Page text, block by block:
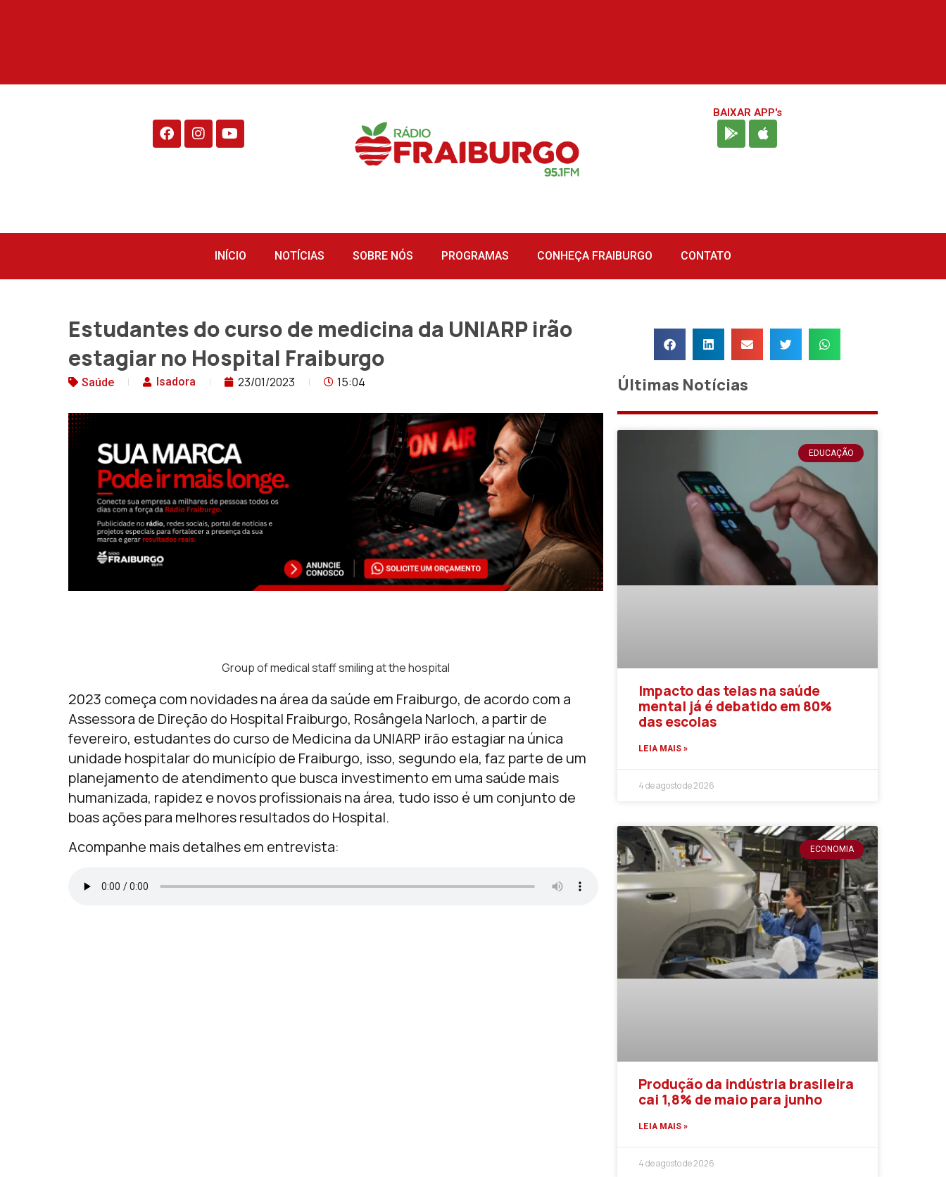
BAIXAR APP's
INÍCIO NOTÍCIAS SOBRE NÓS PROGRAMAS CONHEÇA FRAIBURGO CONTATO
Estudantes do curso de medicina da UNIARP irão
estagiar no Hospital Fraiburgo
Saúde Isadora 23/01/2023 15:04
Group of medical staff smiling at the hospital
2023 começa com novidades na área da saúde em Fraiburgo, de acordo com a
Assessora de Direção do Hospital Fraiburgo, Rosângela Narloch, a partir de
fevereiro, estudantes do curso de Medicina da UNIARP irão estagiar na única
unidade hospitalar do município de Fraiburgo, isso, segundo ela, faz parte de um
planejamento de atendimento que busca investimento em uma saúde mais
humanizada, rapidez e novos profissionais na área, tudo isso é um conjunto de
boas ações para melhores resultados do Hospital.
Acompanhe mais detalhes em entrevista:
Últimas Notícias
EDUCAÇÃO
Impacto das telas na saúde
mental já é debatido em 80%
das escolas
LEIA MAIS »
4 de agosto de 2026
ECONOMIA
Produção da indústria brasileira
cai 1,8% de maio para junho
LEIA MAIS »
4 de agosto de 2026